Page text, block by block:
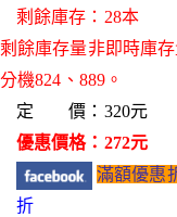
剩餘庫存：28本
剩餘庫存量非即時庫
分機824、889。
定 價：320元
優惠價格：272元
滿額優惠
折